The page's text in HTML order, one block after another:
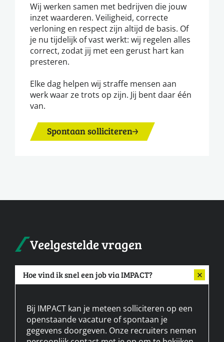
Wij werken samen met bedrijven die jouw
inzet waarderen. Veiligheid, correcte
verloning en respect zijn altijd de basis. Of
je nu tijdelijk of vast werkt: wij regelen alles
correct, zodat jij met een gerust hart kan
presteren.
Elke dag helpen wij straffe mensen aan
werk waar ze trots op zijn. Jij bent daar één
van.
Spontaan solliciteren
Veelgestelde vragen
Hoe vind ik snel een job via IMPACT?
Bij IMPACT kan je meteen solliciteren op een
openstaande vacature of spontaan je
gegevens doorgeven. Onze recruiters nemen